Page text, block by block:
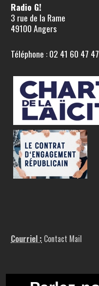
Radio G!
3 rue de la Rame
49100 Angers
Téléphone : 02 41 60 47 47
Courriel : Contact Mail